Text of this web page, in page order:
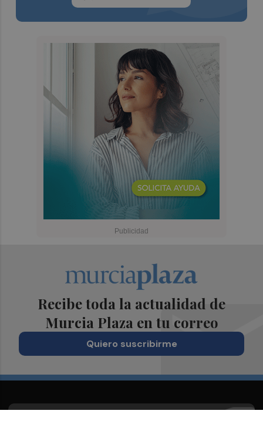
Recibe toda la actualidad de
Murcia Plaza en tu correo
Quiero suscribirme